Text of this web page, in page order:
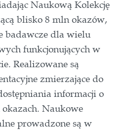
Naukową Kolekcję
blisko 8 mln okazów,
badawcze dla wielu
funkcjonujących w
Realizowane są
zmierzające do
informacji o
Naukowe
prowadzone są w